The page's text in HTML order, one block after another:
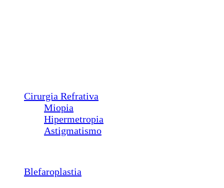
Cirurgia Refrativa
Miopia
Hipermetropia
Astigmatismo
Blefaroplastia